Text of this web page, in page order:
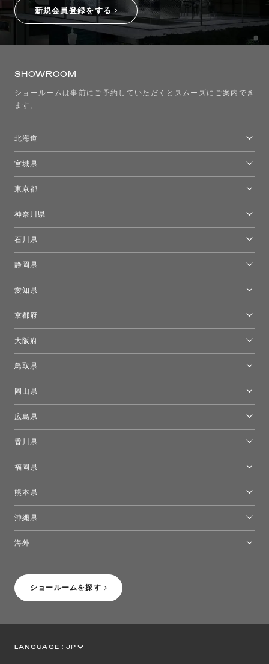
新規会員登録をする
SHOWROOM
ショールームは事前にご予約していただくとスムーズにご案内でき
ます。
ショールームを探す
北海道
宮城県
東京都
モーイ東京
キーブー東京
FLOS｜フロスデザインスペース青山
神奈川県
石川県
静岡県
愛知県
京都府
大阪府
鳥取県
岡山県
広島県
香川県
福岡県
熊本県
沖縄県
海外
LANGUAGE : JP